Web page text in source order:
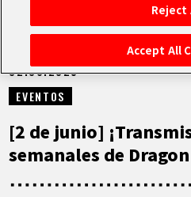
INICIO
NOTICIAS
LO MÁS
02.06.2025
EVENTOS
[2 de junio]
semanales de
Reject
Accept All